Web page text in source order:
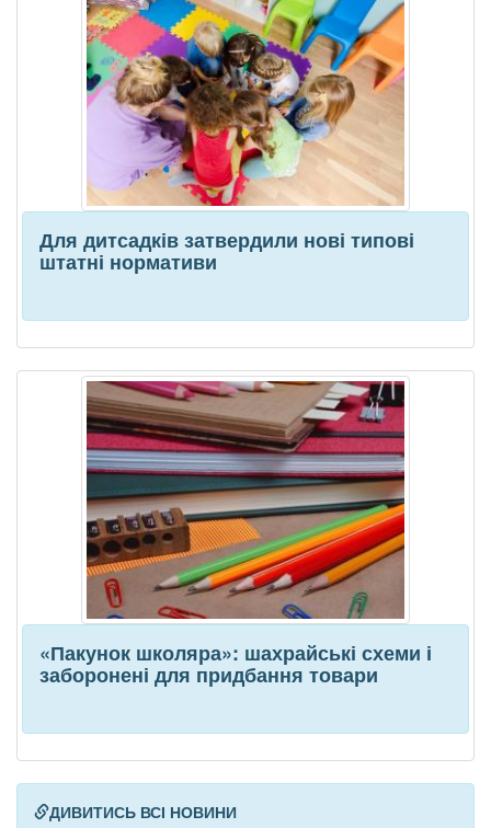
Для дитсадків затвердили нові типові
штатні нормативи
«Пакунок школяра»: шахрайські схеми і
заборонені для придбання товари
ДИВИТИСЬ ВСІ НОВИНИ